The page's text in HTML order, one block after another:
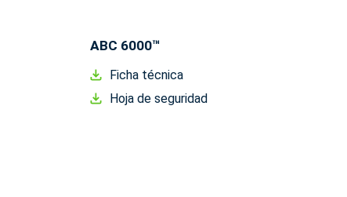
ABC 6000™
Ficha técnica
Hoja de seguridad